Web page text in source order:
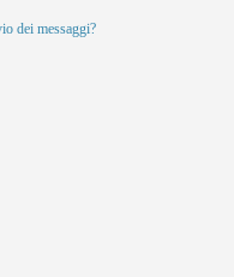
dei messaggi?